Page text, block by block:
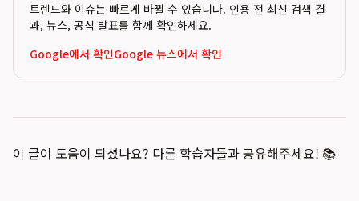
트렌드와 이슈는 빠르게 바뀔 수 있습니다. 인용 전 최신 검색 결
과, 뉴스, 공식 발표를 함께 확인하세요.
Google에서 확인Google 뉴스에서 확인
이 글이 도움이 되셨나요? 다른 학습자들과 공유해주세요! 📚